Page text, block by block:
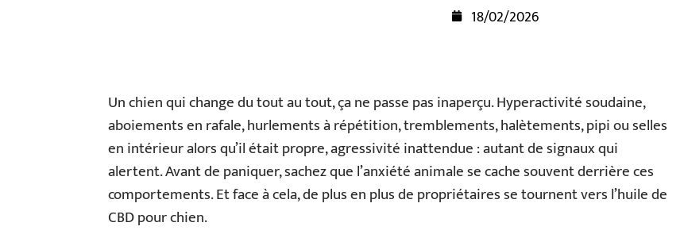
18/02/2026
Un chien qui change du tout au tout, ça ne passe pas inaperçu. Hyperactivité soudaine,
aboiements en rafale, hurlements à répétition, tremblements, halètements, pipi ou selles
en intérieur alors qu’il était propre, agressivité inattendue : autant de signaux qui
alertent. Avant de paniquer, sachez que l’anxiété animale se cache souvent derrière ces
comportements. Et face à cela, de plus en plus de propriétaires se tournent vers l’huile de
CBD pour chien.